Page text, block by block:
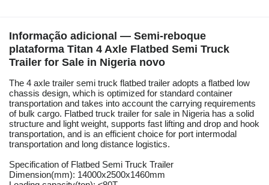
Informação adicional — Semi-reboque
plataforma Titan 4 Axle Flatbed Semi Truck
Trailer for Sale in Nigeria novo
The 4 axle trailer semi truck flatbed trailer adopts a flatbed low
chassis design, which is optimized for standard container
transportation and takes into account the carrying requirements
of bulk cargo. Flatbed truck trailer for sale in Nigeria has a solid
structure and light weight, supports fast lifting and drop and hook
transportation, and is an efficient choice for port intermodal
transportation and long distance logistics.
Specification of Flatbed Semi Truck Trailer
Dimension(mm): 14000x2500x1460mm